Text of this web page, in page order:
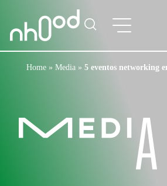
Home» Media» 5 eventos networking